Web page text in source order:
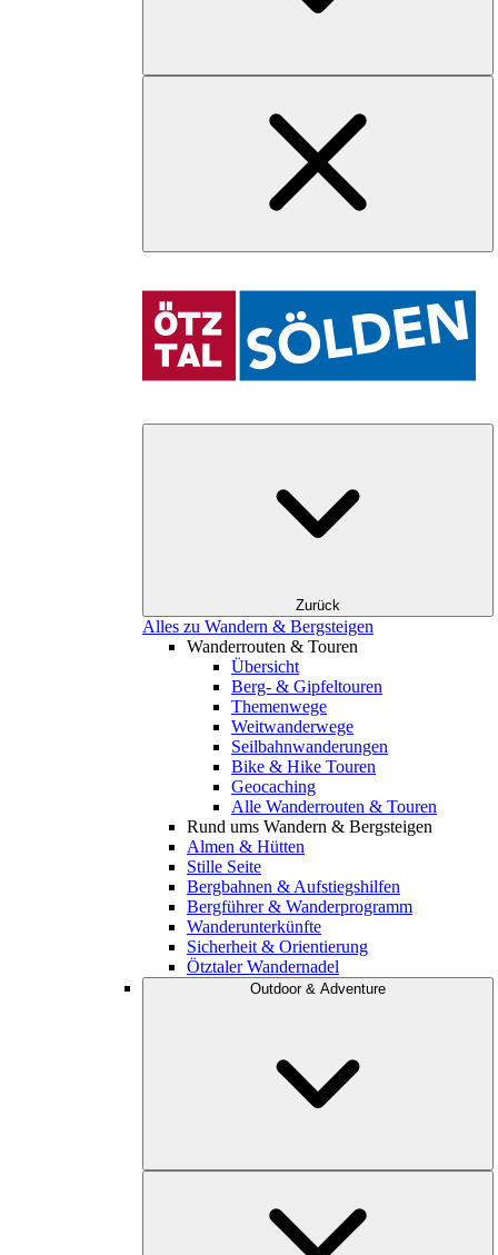
Zurück
Alles zu Wandern & Bergsteigen
Wanderrouten & Touren
Übersicht
Berg- & Gipfeltouren
Themenwege
Weitwanderwege
Seilbahnwanderungen
Bike & Hike Touren
Geocaching
Alle Wanderrouten & Touren
Rund ums Wandern & Bergsteigen
Almen & Hütten
Stille Seite
Bergbahnen & Aufstiegshilfen
Bergführer & Wanderprogramm
Wanderunterkünfte
Sicherheit & Orientierung
Ötztaler Wandernadel
Outdoor & Adventure